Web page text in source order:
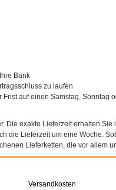
Bank
zu laufen
auf einen Samstag,
Die exakte Lieferzeit erhalten
die Lieferzeit um eine Woche.
Lieferketten, die vor allem
Versandkosten